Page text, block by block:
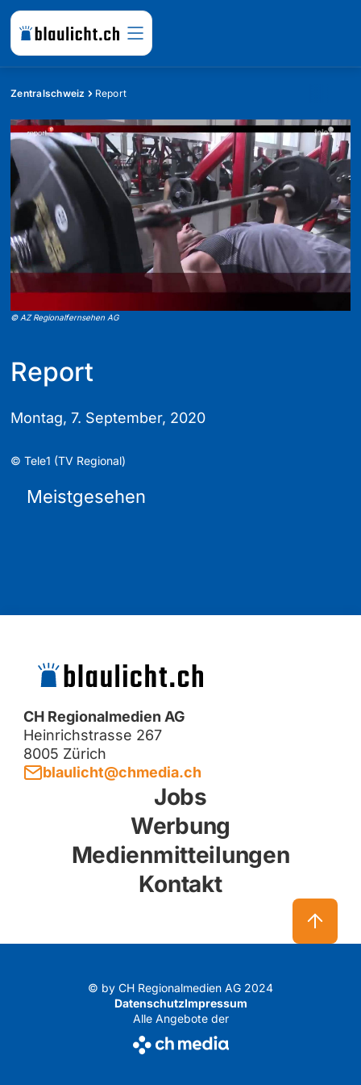
Zentralschweiz Report
© AZ Regionalfernsehen AG
Report
Montag, 7. September, 2020
© Tele1 (TV Regional)
Meistgesehen
CH Regionalmedien AG
Heinrichstrasse 267
8005 Zürich
blaulicht@chmedia.ch
Jobs
Werbung
Medienmitteilungen
Kontakt
© by CH Regionalmedien AG 2024
DatenschutzImpressum
Alle Angebote der